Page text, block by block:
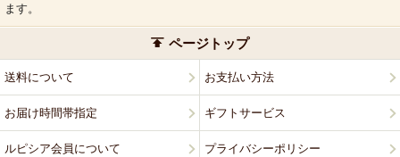
ます。
ページトップ
送料について お支払い方法
お届け時間帯指定 ギフトサービス
ルピシア会員について プライバシーポリシー